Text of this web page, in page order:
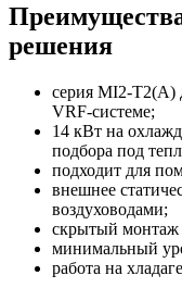
решения
серия MI2-T2(A)
VRF-системе;
14 кВт на
подбора под
подходит для
внешнее
воздуховодами;
скрытый монтаж
минимальный
работа на